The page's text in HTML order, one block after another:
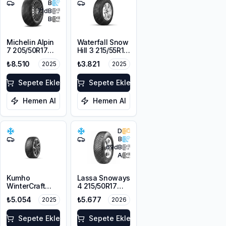
B
71dB
B
Michelin Alpin
7 205/50R17
93V XL M+S
3PMSF
₺8.510 2025
Sepete Ekle
Hemen Al
Waterfall Snow
Hill 3 215/55R16
₺3.821 2025
Sepete Ekle
Hemen Al
Kumho
WinterCraft
WI32 215/55R16
97T XL M+S
3PMSF
₺5.054 2025
Sepete Ekle
D
B
69dB
A
Lassa Snoways
4 215/50R17
95V XL M+S
3PMSF
₺5.677 2026
Sepete Ekle